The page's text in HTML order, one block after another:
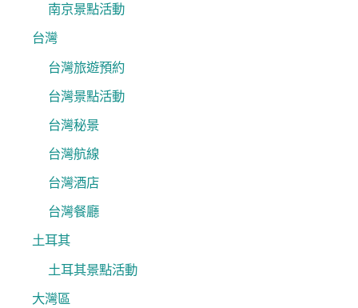
南京景點活動
台灣
台灣旅遊預約
台灣景點活動
台灣秘景
台灣航線
台灣酒店
台灣餐廳
土耳其
土耳其景點活動
大灣區